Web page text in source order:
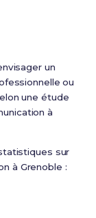
un
ou
une étude
à
sur
à Grenoble :